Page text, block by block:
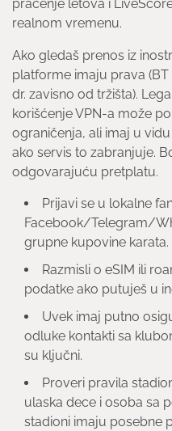
praćenje letova i
realnom vremenu.
Ako gledaš prenos iz
platforme imaju prava
dr. zavisno od tržišta).
korišćenje VPN-a može
ograničenja, ali imaj u
ako servis to zabranjuje.
odgovarajuću pretplatu.
Prijavi se u lokalne
Facebook/Telegram/
grupne kupovine karata.
Razmisli o eSIM ili
podatke ako putuješ u
Uvek imaj putno
odluke kontakti sa
su ključni.
Proveri pravila
ulaska dece i osoba sa
stadioni imaju posebne